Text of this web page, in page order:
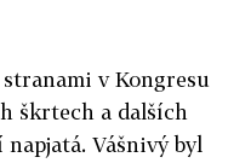
v Kongresu
škrtech a dalších
Vášnivý byl